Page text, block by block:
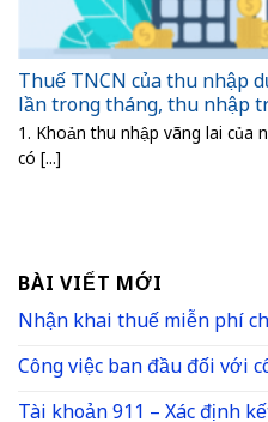
Thuế TNCN của thu nhập
lần trong tháng, thu nhập
1. Khoản thu nhập vãng lai
có [...]
BÀI VIẾT MỚI
Nhận khai thuế miễn phí
Công việc ban đầu đối với